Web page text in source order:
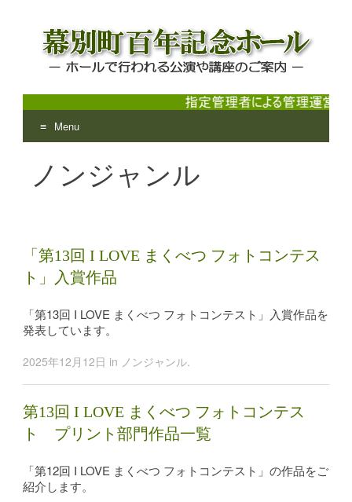
幕別町百年記念ホール
ホールで行われる公演や講座のご案内
Menu
content
ノンジャンル
「第13回 I LOVE まくべつ フォトコンテス
ト」入賞作品
「第13回 I LOVE まくべつ フォトコンテスト」入賞作品を
発表しています。
2025年12月12日 in ノンジャンル.
第13回 I LOVE まくべつ フォトコンテス
ト プリント部門作品一覧
「第12回 I LOVE まくべつ フォトコンテスト」の作品をご
紹介します。